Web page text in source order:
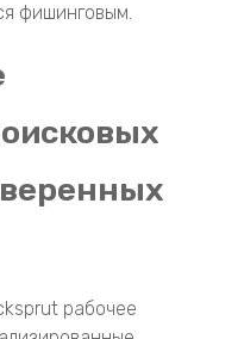
фишинговым.
рабочее